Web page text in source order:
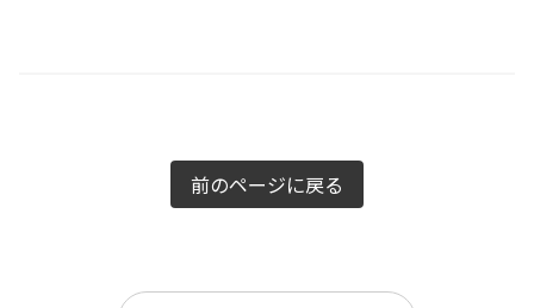
前のページに戻る